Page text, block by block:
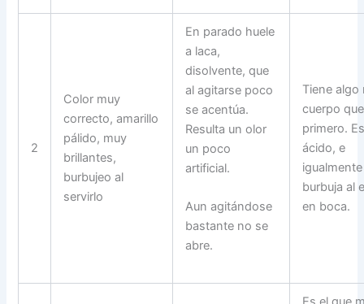
2
Color muy
correcto, amarillo
pálido, muy
brillantes,
burbujeo al
servirlo
En parado huele
a laca,
disolvente, que
al agitarse poco
se acentúa.
Resulta un olor
un poco
artificial.
Aun agitándose
bastante no se
abre.
Tiene algo
cuerpo
primero.
ácido, e
burbuja al
en boca.